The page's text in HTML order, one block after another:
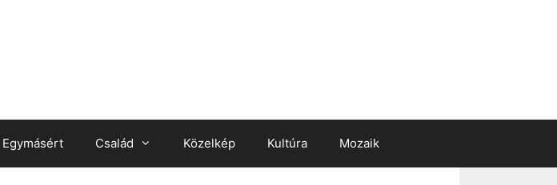
Egymásért Család Közelkép Kultúra Mozaik